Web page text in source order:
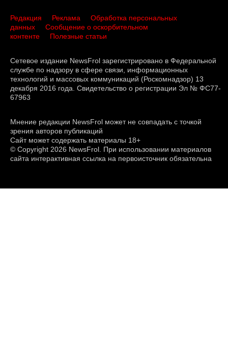
Редакция Реклама
Обработка персональных
данных
Сообщение о оскорбительном
контенте
Полезные статьи
Сетевое издание NewsFrol зарегистрировано в Федеральной
службе по надзору в сфере связи, информационных
технологий и массовых коммуникаций (Роскомнадзор) 13
декабря 2016 года. Свидетельство о регистрации Эл № ФС77-
67963
Мнение редакции NewsFrol может не совпадать с точкой
зрения авторов публикаций
Сайт может содержать материалы 18+
© Copyright 2026 NewsFrol. При использовании материалов
сайта интерактивная ссылка на первоисточник обязательна